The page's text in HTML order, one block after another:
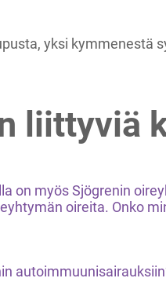
yksi kymmenestä
liittyviä
on myös Sjögrenin
oireita. Onko